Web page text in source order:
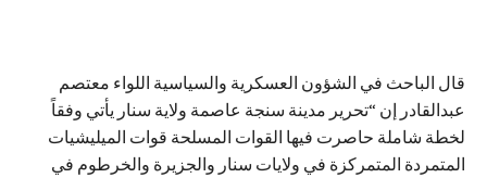
قال الباحث في الشؤون العسكرية والسياسية اللواء معتصم
عبدالقادر إن “تحرير مدينة سنجة عاصمة ولاية سنار يأتي وفقاً
لخطة شاملة حاصرت فيها القوات المسلحة قوات الميليشيات
المتمردة المتمركزة في ولايات سنار والجزيرة والخرطوم في